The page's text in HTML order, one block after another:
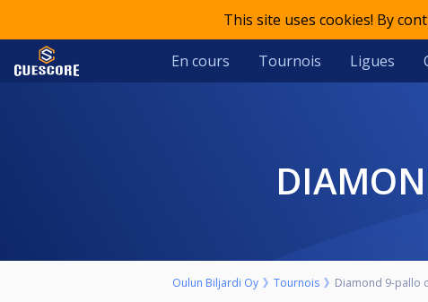
This site uses cookies! By
En cours Tournois Ligues
Oulun Biljardi Oy Tournois Diamond 9-pallo